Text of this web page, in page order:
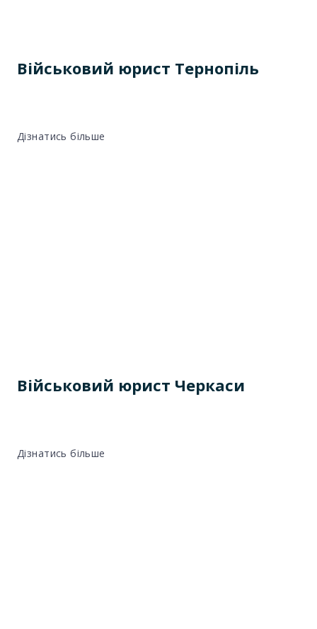
Військовий юрист Тернопіль
Дізнатись більше
Військовий юрист Черкаси
Дізнатись більше